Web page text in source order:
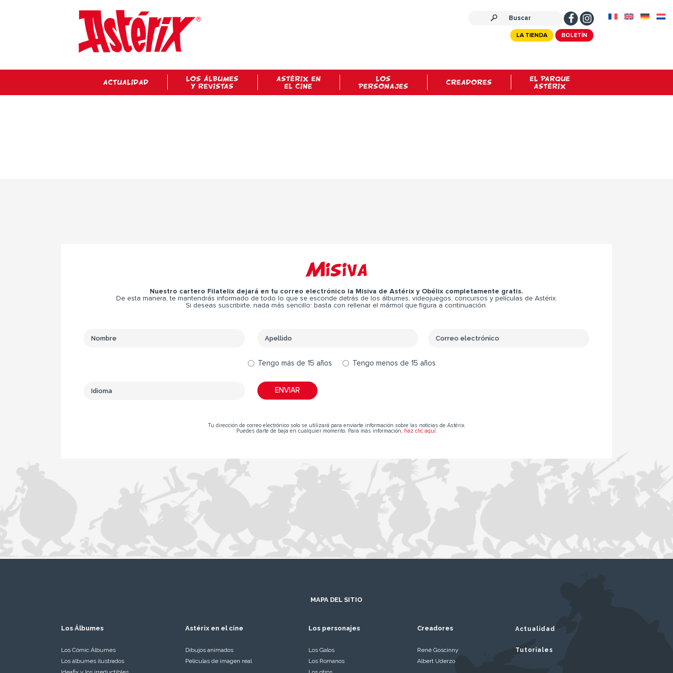
BOLETÍN
LA TIENDA
ACTUALIDAD
LOS ÁLBUMES
Y REVISTAS
ASTÉRIX EN
EL CINE
LOS
PERSONAJES
CREADORES
EL PARQUE
ASTÉRIX
Misiva
Nuestro cartero Filatelix dejará en tu correo electrónico la Misiva de Astérix y Obélix completamente gratis.
De esta manera, te mantendrás informado de todo lo que se esconde detrás de los álbumes, videojuegos, concursos y películas de Astérix.
Si deseas suscribirte, nada más sencillo: basta con rellenar el mármol que figura a continuación.
Tengo más de 15 años Tengo menos de 15 años
Tu dirección de correo electrónico solo se utilizará para enviarte información sobre las noticias de Astérix.
Puedes darte de baja en cualquier momento. Para más información,
haz clic aquí.
MAPA DEL SITIO
Los Álbumes
Los Cómic Álbumes
Los álbumes ilustrados
Astérix en el cine
Dibujos animados
Películas de imagen real
Los personajes
Los Galos
Los Romanos
Creadores
René Goscinny
Albert Uderzo
Actualidad
Tutoriales